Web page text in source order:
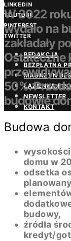
LINKEDIN
YOUTUBE
PINTEREST
TWITTER
REDAKCJA
BEZPŁATNA
MAGAZYN
ŁAZIENKA.PRO
NEWSLETTER
KONTAKT
W 2022
wydało na
zakładały
Ostateczne
50%.
budowie
Budowa
domu w
odsetka
budowy,
źródła
kredyt/